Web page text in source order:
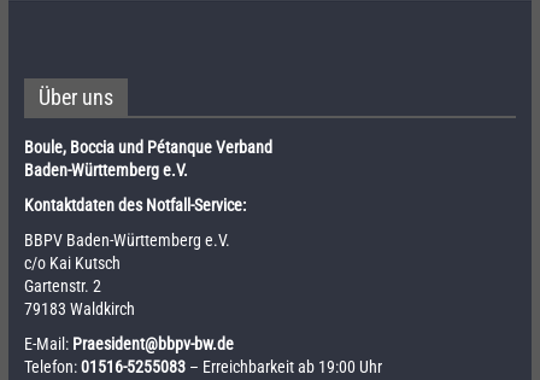
Über uns
Boule, Boccia und Pétanque Verband
Baden-Württemberg e.V.
Kontaktdaten des Notfall-Service:
BBPV Baden-Württemberg e.V.
c/o Kai Kutsch
Gartenstr. 2
79183 Waldkirch
E-Mail: Praesident@bbpv-bw.de
Telefon:01516-5255083– Erreichbarkeit ab 19:00 Uhr